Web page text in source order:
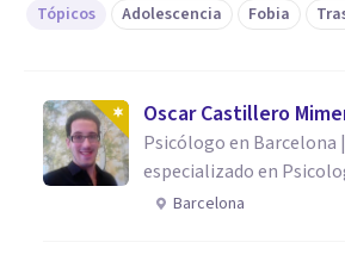
Tópicos Adolescencia Fobia
Oscar Castillero
Psicólogo en Barcelona
especializado en
Barcelona